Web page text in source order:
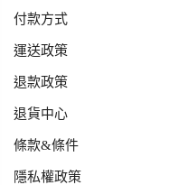
付款方式
運送政策
退款政策
退貨中心
條款&條件
隱私權政策